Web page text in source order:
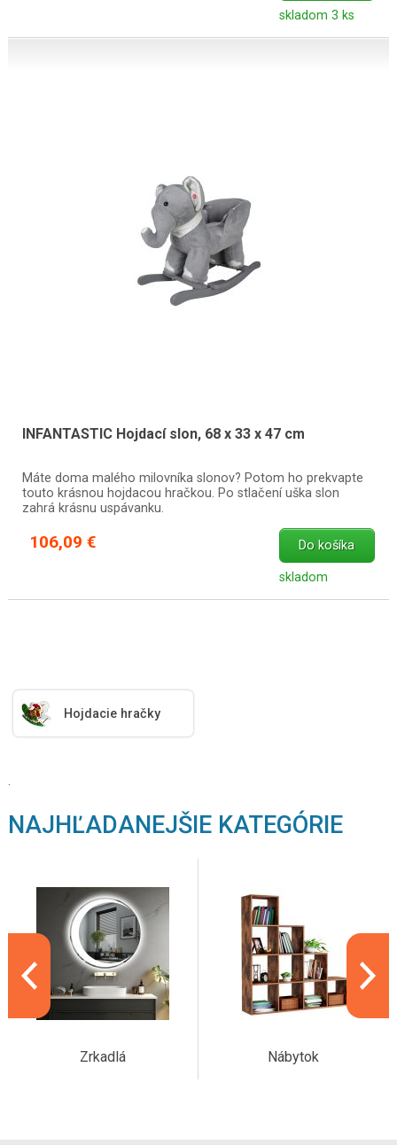
skladom 3 ks
INFANTASTIC Hojdací slon, 68 x 33 x 47 cm
Máte doma malého milovníka slonov? Potom ho prekvapte
touto krásnou hojdacou hračkou. Po stlačení uška slon
zahrá krásnu uspávanku.
106,09 € Do košíka
skladom
Hojdacie hračky
.
NAJHĽADANEJŠIE KATEGÓRIE
Zrkadlá Nábytok